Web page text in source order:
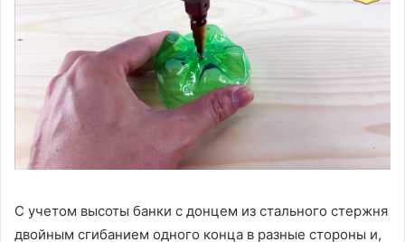
С учетом высоты банки с донцем из стального стержня
двойным сгибанием одного конца в разные стороны и,